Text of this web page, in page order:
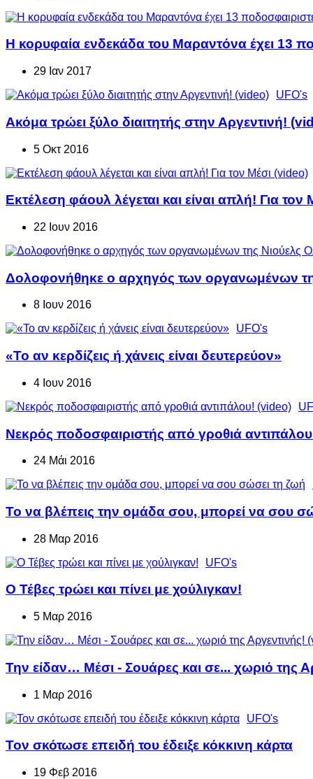
H κορυφαία ενδεκάδα του Μαραντόνα έχει 13
29 Ιαν 2017
UFO's
Ακόμα τρώει ξύλο διαιτητής στην Αργεντινή!
5 Οκτ 2016
Εκτέλεση φάουλ λέγεται και είναι απλή! Για τον
22 Ιουν 2016
Δολοφονήθηκε ο αρχηγός των οργανωμένων
8 Ιουν 2016
UFO's
«Το αν κερδίζεις ή χάνεις είναι δευτερεύον»
4 Ιουν 2016
Νεκρός ποδοσφαιριστής από γροθιά
24 Μάι 2016
Το να βλέπεις την ομάδα σου, μπορεί να σου
28 Μαρ 2016
UFO's
Ο Τέβες τρώει και πίνει με χούλιγκαν!
5 Μαρ 2016
Την είδαν… Μέσι - Σουάρες και σε... χωριό της
1 Μαρ 2016
UFO's
Τον σκότωσε επειδή του έδειξε κόκκινη κάρτα
19 Φεβ 2016